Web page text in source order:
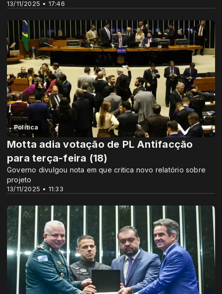
13/11/2025 • 17:46
Política
13/11/2025 • 11:33
Motta adia votação de PL Antifacção
para terça-feira (18)
Governo divulgou nota em que critica novo relatório sobre
projeto